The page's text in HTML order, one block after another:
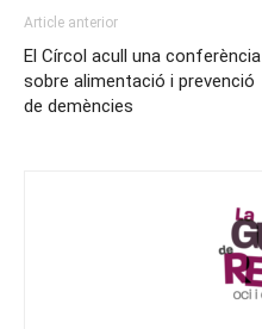
Article anterior
El Círcol acull una conferència
sobre alimentació i prevenció
de demències